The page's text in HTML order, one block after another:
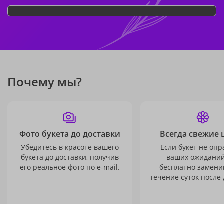
Почему мы?
Фото букета до доставки
Убедитесь в красоте вашего
букета до доставки, получив
его реальное фото по e-mail.
Всегда свежие
Если букет не
ваших
бесплатно
течение суток после